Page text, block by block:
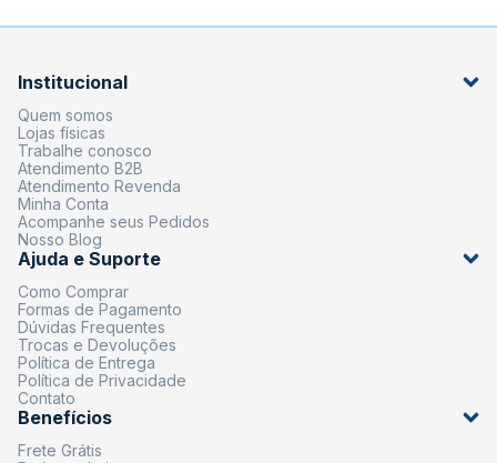
Institucional
Quem somos
Lojas físicas
Trabalhe conosco
Atendimento B2B
Atendimento Revenda
Minha Conta
Acompanhe seus Pedidos
Nosso Blog
Ajuda e Suporte
Como Comprar
Formas de Pagamento
Dúvidas Frequentes
Trocas e Devoluções
Política de Entrega
Política de Privacidade
Contato
Benefícios
Frete Grátis